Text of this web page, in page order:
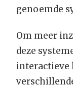
genoemde
Om meer
deze
interactieve